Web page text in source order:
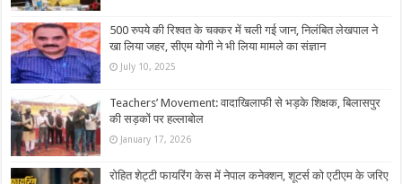
500 रुपये की रिश्वत के चक्कर में चली गई जान, निलंबित लेखपाल ने
खा लिया जहर, सीएम योगी ने भी लिया मामले का संज्ञान
July 10, 2025
Teachers’ Movement: वादाखिलाफी से भड़के शिक्षक, बिलासपुर
की सड़कों पर हल्लाबोल
January 17, 2026
रोहित शेट्टी फायरिंग केस में नेपाल कनेक्शन, शूटर्स को एटीएम के जरिए